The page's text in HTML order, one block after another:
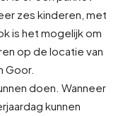
zes kinderen, met
is het mogelijk om
op de locatie van
Goor.
doen. Wanneer
kunnen